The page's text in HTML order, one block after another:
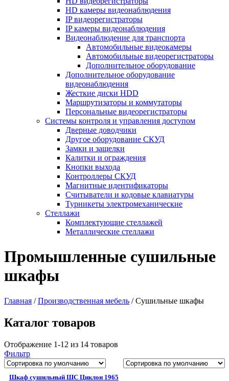
HD камеры видеонаблюдения
IP видеорегистраторы
IP камеры видеонаблюдения
Видеонаблюдение для транспорта
Автомобильные видеокамеры
Автомобильные видеорегистраторы
Дополнительное оборудование
Дополнительное оборудование
видеонаблюдения
Жесткие диски HDD
Маршрутизаторы и коммутаторы
Персональные видеорегистраторы
Системы контроля и управления доступом
Дверные доводчики
Другое оборудование СКУД
Замки и защелки
Калитки и ограждения
Кнопки выхода
Контроллеры СКУД
Магнитные идентификаторы
Считыватели и кодовые клавиатуры
Турникеты электромеханические
Стеллажи
Комплектующие стеллажей
Металлические стеллажи
Промышленные сушильные
шкафы
Главная /Производственная мебель /Cушильные шкафы
Каталог товаров
Отображение 1-12 из 14 товаров
Фильтр
Шкаф сушильный ШС Циклон 1965